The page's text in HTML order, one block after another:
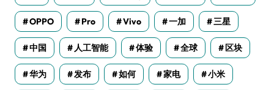
OPPO Pro Vivo 一加 三星
中国 人工智能 体验 全球 区块
华为 发布 如何 家电 小米